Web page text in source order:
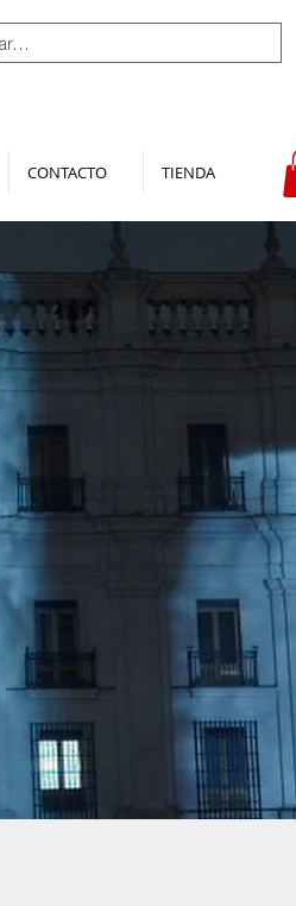
CONTACTO TIENDA